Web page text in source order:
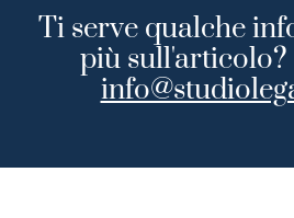
Ti serve qualche
più